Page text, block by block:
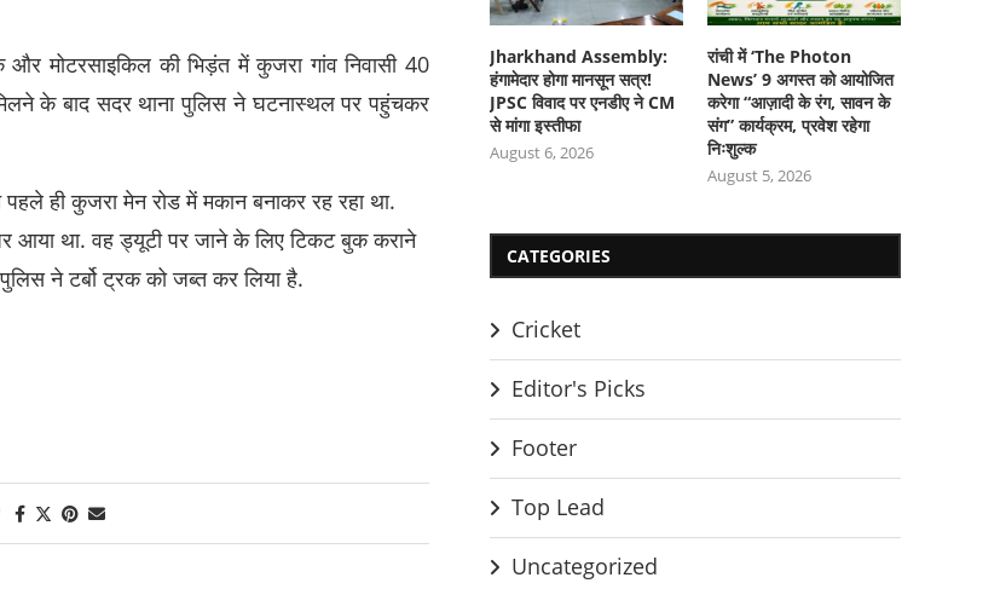
मोटरसाइकिल की भिड़ंत में कुजरा गांव निवासी 40
के बाद सदर थाना पुलिस ने घटनास्थल पर पहुंचकर
ही कुजरा मेन रोड में मकान बनाकर रह रहा था.
आया था. वह ड्यूटी पर जाने के लिए टिकट बुक कराने
ने टर्बो ट्रक को जब्त कर लिया है.
Jharkhand Assembly:
हंगामेदार होगा मानसून सत्र!
JPSC विवाद पर एनडीए ने CM
से मांगा इस्तीफा
August 6, 2026
रांची में ‘The Photon
News’ 9 अगस्त को आयोजित
करेगा “आज़ादी के रंग, सावन के
संग” कार्यक्रम, प्रवेश रहेगा
निःशुल्क
August 5, 2026
CATEGORIES
Cricket
Editor's Picks
Footer
Top Lead
Uncategorized